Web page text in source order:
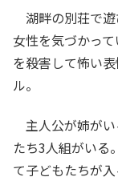
湖畔の別荘で
女性を気づかっ
を殺害して怖い
ル。
主人公が姉がい
たち3人組がいる
て子どもたちが